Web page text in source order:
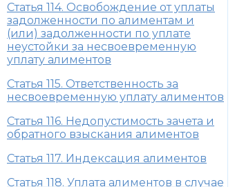
Статья 114. Освобождение от уплаты
задолженности по алиментам и
(или) задолженности по уплате
неустойки за несвоевременную
уплату алиментов
Статья 115. Ответственность за
несвоевременную уплату алиментов
Статья 116. Недопустимость зачета и
обратного взыскания алиментов
Статья 117. Индексация алиментов
Статья 118. Уплата алиментов в случае